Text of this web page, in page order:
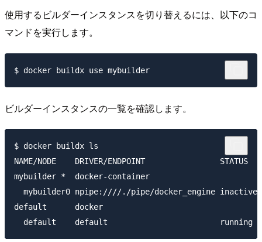
使用するビルダーインスタンスを切り替えるには、以下のコ
マンドを実行します。
ビルダーインスタンスの一覧を確認します。
$ docker buildx ls
NAME/NODE    DRIVER/ENDPOINT                STATUS
mybuilder *  docker-container
  mybuilder0 npipe:////./pipe/docker_engine inactive
default      docker